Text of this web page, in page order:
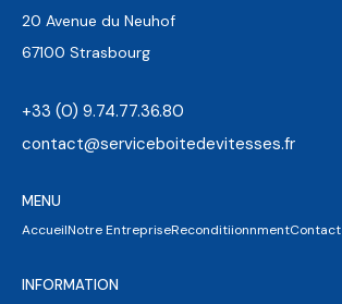
20 Avenue du Neuhof
67100 Strasbourg
+33 (0) 9.74.77.36.80
contact@serviceboitedevitesses.fr
MENU
AccueilNotre EntrepriseReconditiionnmentContact
INFORMATION